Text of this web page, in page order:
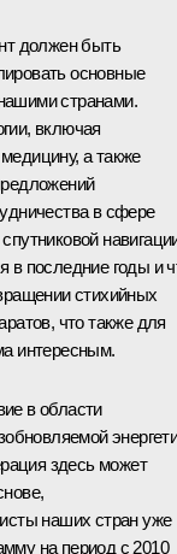
должен быть
основные
странами.
включая
а также
в сфере
в последние годы и
стихийных
что также для
интересным.
в области
здесь может
наших стран уже
на период с 2010